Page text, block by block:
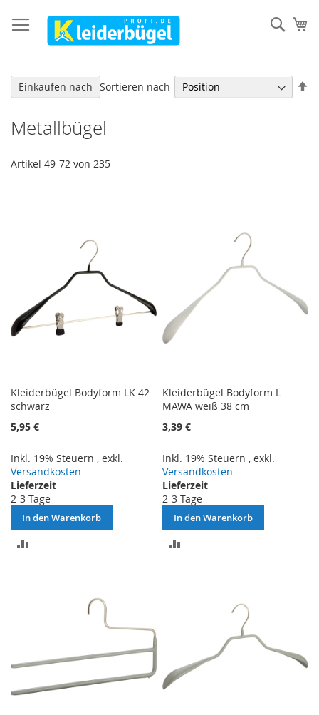
zum
Inhalt
Metallbügel
Artikel 49-72 von 235
Sortieren nach
Kleiderbügel Bodyform LK 42
schwarz
5,95 €
Inkl. 19% Steuern , exkl.
Versandkosten
Lieferzeit
2-3 Tage
In den Warenkorb
Kleiderbügel Bodyform L
MAWA weiß 38 cm
3,39 €
Inkl. 19% Steuern ,exkl.
Versandkosten
Lieferzeit
2-3 Tage
In den Warenkorb
Einkaufen nach